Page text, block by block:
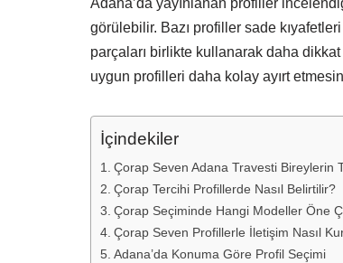
Adana’da yayınlanan profiller
görülebilir. Bazı profiller sade
parçaları birlikte kullanarak daha
uygun profilleri daha kolay ayırt
İçindekiler
Çorap Seven Adana Travesti Bireylerin
Çorap Tercihi Profillerde Nasıl Belirtilir?
Çorap Seçiminde Hangi Modeller Öne
Çorap Seven Profillerle İletişim Nasıl
Adana’da Konuma Göre Profil Seçimi